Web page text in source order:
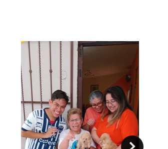
su pequeño tamaño, suelen ser muy
amigables con los niños. Sin
embargo, pueden ser agresivos o
tímidos cuando su socialización ha
sido pobre.